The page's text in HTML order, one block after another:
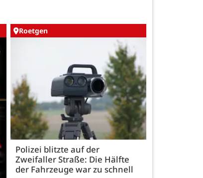
Roetgen
Polizei blitzte auf der
Zweifaller Straße: Die Hälfte
der Fahrzeuge war zu schnell